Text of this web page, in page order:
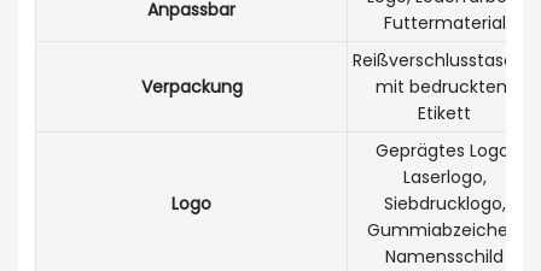
Anpassbar
Futtermaterial
Verpackung
Reißverschlusstasche
mit bedrucktem
Etikett
Logo
Geprägtes Logo,
Laserlogo,
Siebdrucklogo,
Gummiabzeichen,
Namensschild